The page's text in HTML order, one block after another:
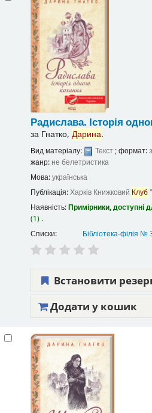
Радислава. Історія
за Гнатко, Дарина.
Вид матеріалу: Текст; формат:
жанр: не белетристика
Мова:українська
Публікація:Харків Книжковий Клуб"
Наявність:Примірники, доступні
(1) .
Списки:
Бібліотека-філія №
Встановити
Додати у кошик